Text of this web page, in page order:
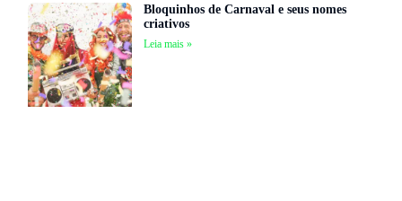
Bloquinhos de Carnaval e seus nomes
criativos
Leia mais »